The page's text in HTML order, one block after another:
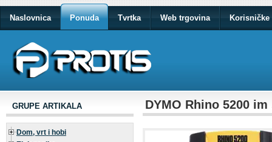
Naslovnica Ponuda Tvrtka Web trgovina Korisničke
GRUPE ARTIKALA
Dom, vrt i hobi
DYMO Rhino 5200